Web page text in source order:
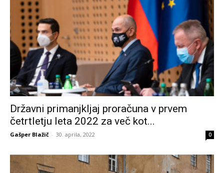
Državni primanjkljaj proračuna v prvem
četrtletju leta 2022 za več kot...
Gašper Blažič - 30. aprila, 2022 0